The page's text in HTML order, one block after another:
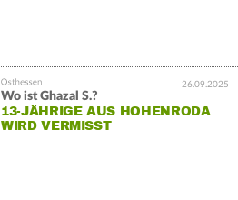
26.09.2025
Wo ist Ghazal S.?
13-JÄHRIGE AUS HOHENRODA
WIRD VERMISST